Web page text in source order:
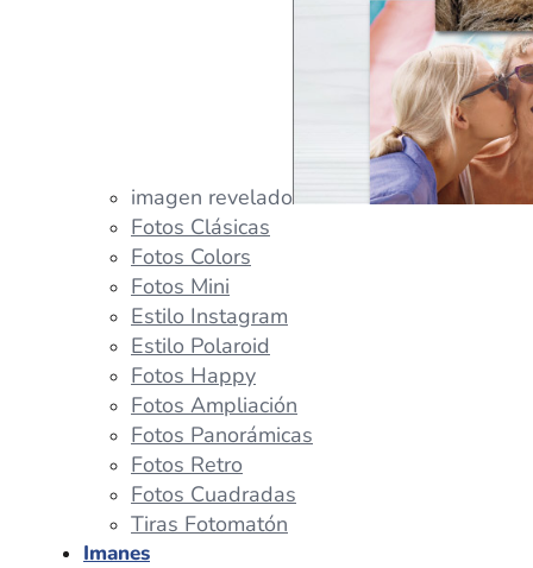
imagen revelado
Fotos Clásicas
Fotos Colors
Fotos Mini
Estilo Instagram
Estilo Polaroid
Fotos Happy
Fotos Ampliación
Fotos Panorámicas
Fotos Retro
Fotos Cuadradas
Tiras Fotomatón
Imanes